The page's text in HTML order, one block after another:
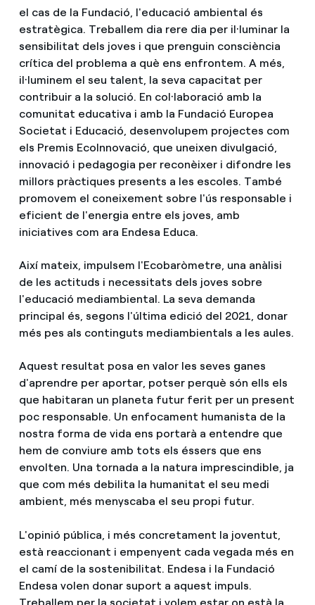
el cas de la Fundació, l'educació ambiental és
estratègica. Treballem dia rere dia per il·luminar la
sensibilitat dels joves i que prenguin consciència
crítica del problema a què ens enfrontem. A més,
il·luminem el seu talent, la seva capacitat per
contribuir a la solució. En col·laboració amb la
comunitat educativa i amb la Fundació Europea
Societat i Educació, desenvolupem projectes com
els Premis EcoInnovació, que uneixen divulgació,
innovació i pedagogia per reconèixer i difondre les
millors pràctiques presents a les escoles. També
promovem el coneixement sobre l'ús responsable i
eficient de l'energia entre els joves, amb
iniciatives com ara Endesa Educa.
Així mateix, impulsem l'Ecobaròmetre, una anàlisi
de les actituds i necessitats dels joves sobre
l'educació mediambiental. La seva demanda
principal és, segons l'última edició del 2021, donar
més pes als continguts mediambientals a les aules.
Aquest resultat posa en valor les seves ganes
d'aprendre per aportar, potser perquè són ells els
que habitaran un planeta futur ferit per un present
poc responsable. Un enfocament humanista de la
nostra forma de vida ens portarà a entendre que
hem de conviure amb tots els éssers que ens
envolten. Una tornada a la natura imprescindible, ja
que com més debilita la humanitat el seu medi
ambient, més menyscaba el seu propi futur.
L'opinió pública, i més concretament la joventut,
està reaccionant i empenyent cada vegada més en
el camí de la sostenibilitat. Endesa i la Fundació
Endesa volen donar suport a aquest impuls.
Treballem per la societat i volem estar on està la